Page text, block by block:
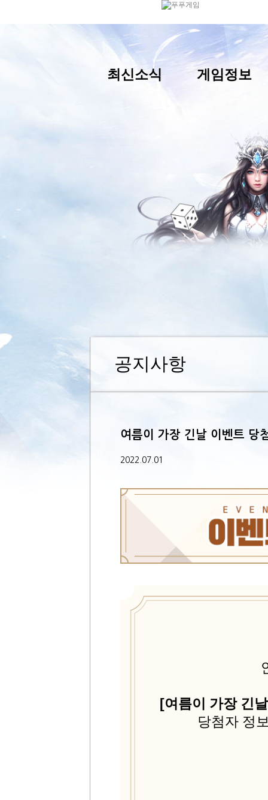
최신소식 게임정보
공지사항
여름이 가장 긴날 이벤트 당
2022.07.01
[여름이 가장 긴
당첨자 정